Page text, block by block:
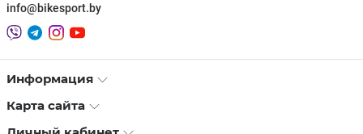
info@bikesport.by
Информация
Карта сайта